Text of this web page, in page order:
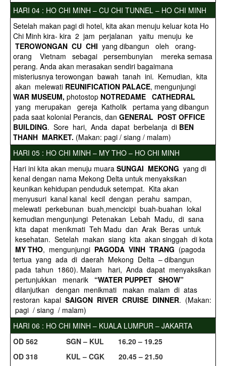
HARI 04 : HO CHI MINH – CU CHI TUNNEL – HO CHI MINH
Setelah makan pagi di hotel, kita akan menuju keluar kota Ho
Chi Minh kira- kira 2 jam perjalanan yaitu menuju ke
TEROWONGAN CU CHI yang dibangun oleh orang-
orang Vietnam sebagai persembunyian mereka semasa
perang. Anda akan merasakan sendiri bagaimana
misteriusnya terowongan bawah tanah ini. Kemudian, kita
akan melewati REUNIFICATION PALACE, mengunjungi
WAR MUSEUM, photostop NOTREDAME CATHEDRAL
yang merupakan gereja Katholik pertama yang dibangun
pada saat kolonial Perancis, dan GENERAL POST OFFICE
BUILDING. Sore hari, Anda dapat berbelanja di BEN
THANH MARKET. (Makan: pagi / siang / malam)
HARI 05 : HO CHI MINH – MY THO – HO CHI MINH
Hari ini kita akan menuju muara SUNGAI MEKONG yang di
kenal dengan nama Mekong Delta untuk menyaksikan
keunikan kehidupan penduduk setempat. Kita akan
menyusuri kanal kanal kecil dengan perahu sampan,
melewati perkebunan buah,mencicipi buah-buahan lokal
kemudian mengunjungi Petenakan Lebah Madu, di sana
kita dapat menikmati Teh Madu dan Arak Beras untuk
kesehatan. Setelah makan siang kita akan singgah di kota
MY THO, mengunjungi PAGODA VINH TRANG (pagoda
tertua yang ada di daerah Mekong Delta – dibangun
pada tahun 1860). Malam hari, Anda dapat menyaksikan
pertunjukkan menarik “WATER PUPPET SHOW”
dilanjutkan dengan menikmati makan malam di atas
restoran kapal SAIGON RIVER CRUISE DINNER. (Makan:
pagi / siang / malam)
HARI 06 : HO CHI MINH – KUALA LUMPUR – JAKARTA
OD 562 SGN – KUL 16.20 – 19.25
OD 318 KUL – CGK 20.45 – 21.50